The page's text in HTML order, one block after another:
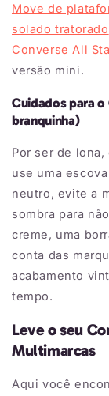
Move de
solado tratorado
Converse All
versão mini.
Cuidados para o
branquinha)
Por ser de
use uma
neutro, evite a
sombra para
creme, uma
conta das
acabamento
tempo.
Leve o seu
Multimarcas
Aqui você